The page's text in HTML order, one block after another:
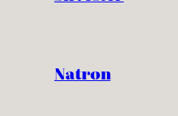
Natron